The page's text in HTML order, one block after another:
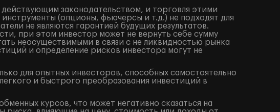
законодательством, и торговля этими
(опционы, фьючерсы и т.д.) не подходят для
не являются гарантией будущих результатов.
при этом инвестор может не вернуть себе сумму
неосуществимыми в связи с не ликвидностью рынка
и определение рисков инвестора могут не
для опытных инвесторов, способных самостоятельно
и быстрого преобразования инвестиций в
курсов, что может негативно сказаться на